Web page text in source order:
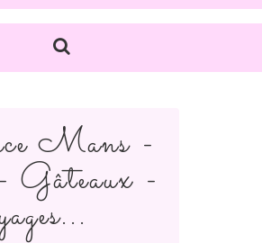
Mans -
Gâteaux -